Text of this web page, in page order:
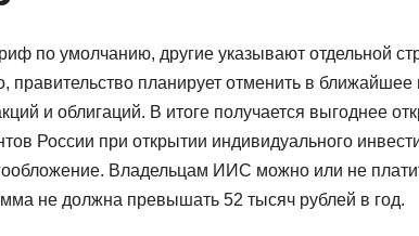
по умолчанию, другие указывают отдельной
правительство планирует отменить в
и облигаций. В итоге получается выгоднее
России при открытии индивидуального
Владельцам ИИС можно или не
не должна превышать 52 тысяч рублей в год.